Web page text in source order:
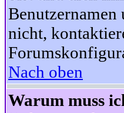
Benutzernamen
nicht,
Nach oben
Warum muss